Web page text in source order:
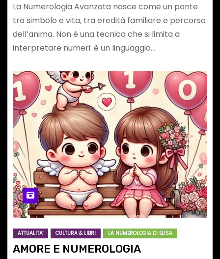
La Numerologia Avanzata nasce come un ponte
tra simbolo e vita, tra eredità familiare e percorso
dell’anima. Non è una tecnica che si limita a
interpretare numeri: è un linguaggio…
ATTUALITA' CULTURA & LIBRI LA NUMEROLOGIA DI ELISA
AMORE E NUMEROLOGIA